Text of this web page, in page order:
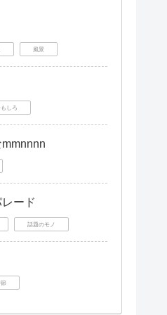
風景
しろ
ード
話題のモノ